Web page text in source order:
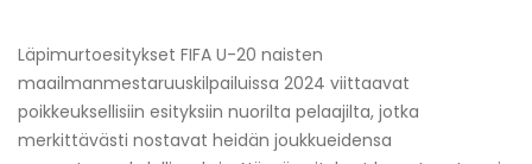
Läpimurtoesitykset FIFA U-20 naisten
maailmanmestaruuskilpailuissa 2024 viittaavat
poikkeuksellisiin esityksiin nuorilta pelaajilta, jotka
merkittävästi nostavat heidän joukkueidensa